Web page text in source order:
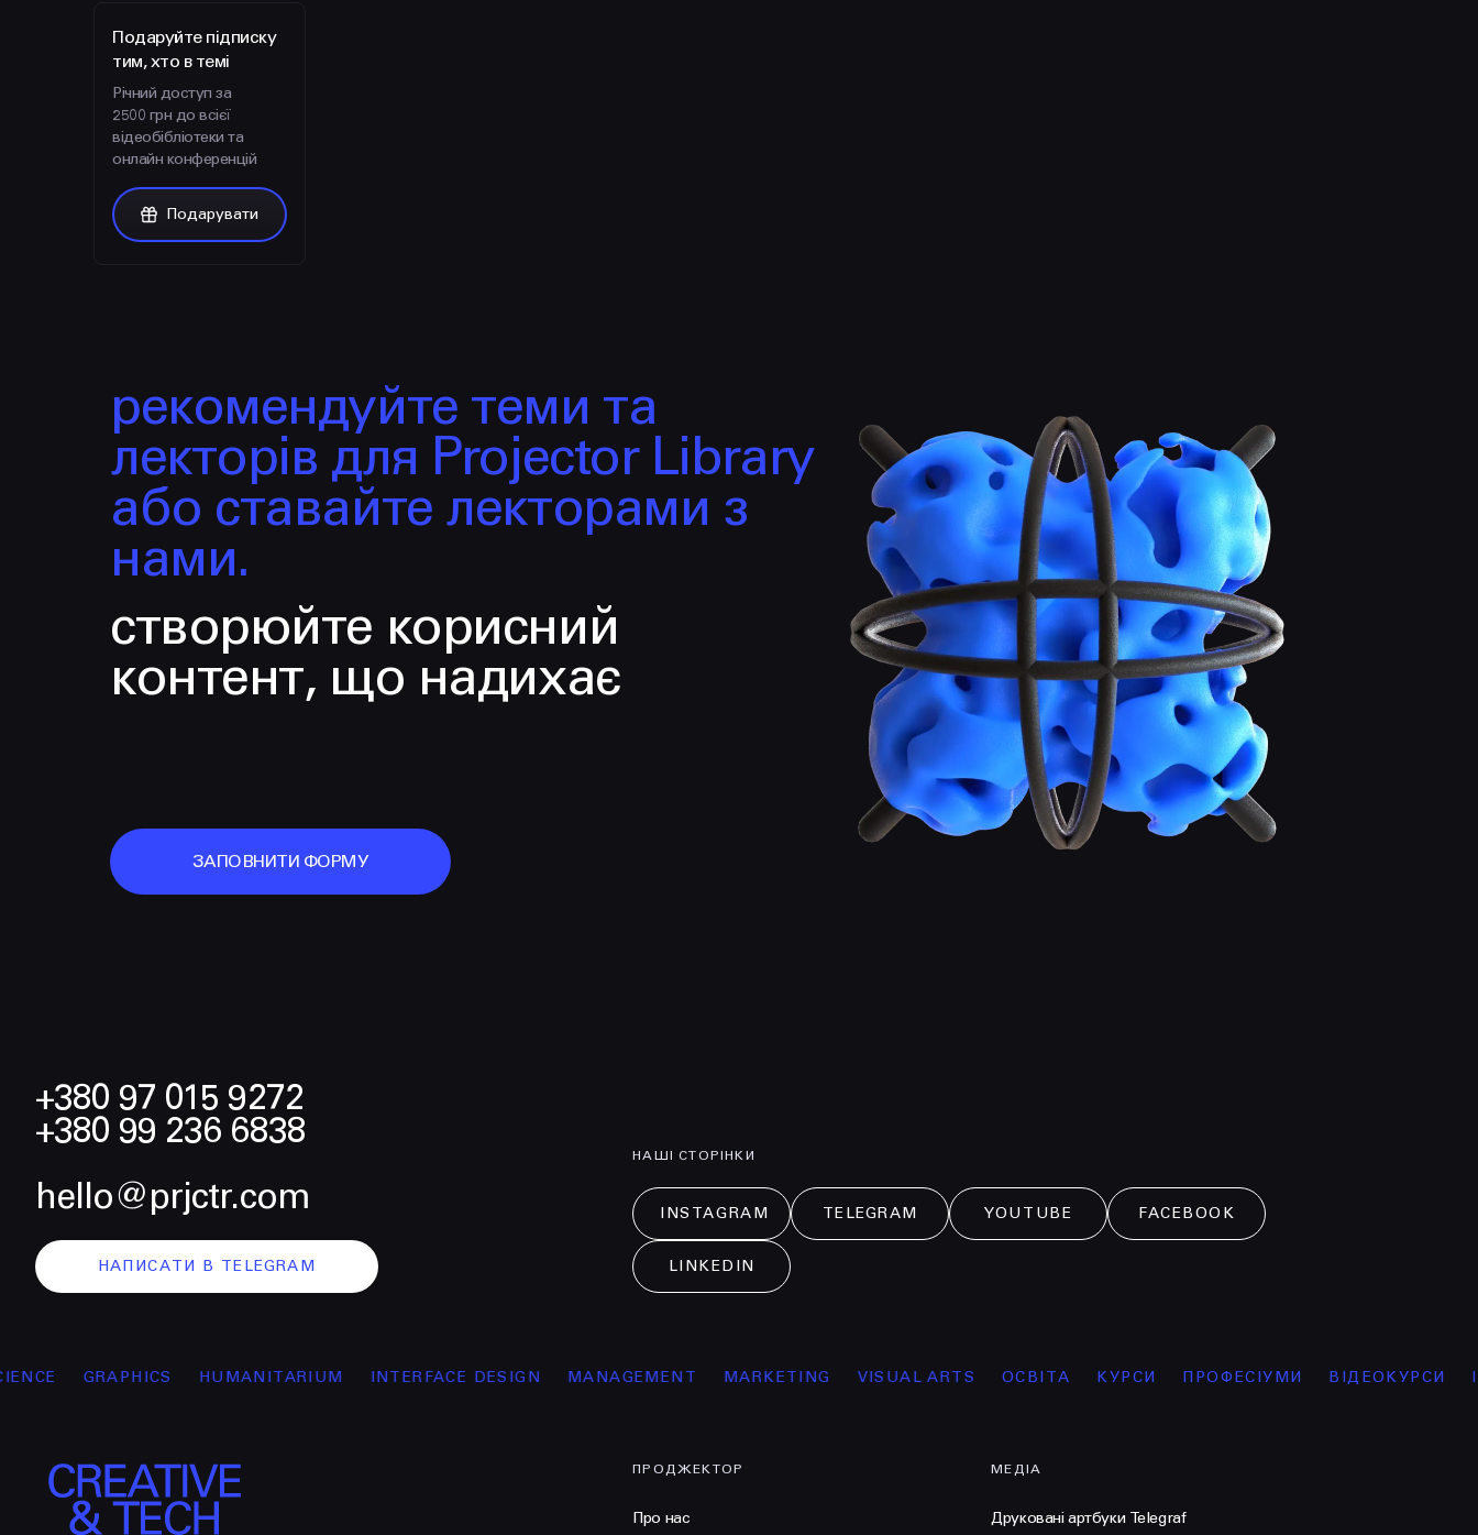
Подаруйте підписку
тим, хто в темі
Річний доступ за
2500 грн до всієї
відеобібліотеки та
онлайн конференцій
Подарувати
рекомендуйте теми та
лекторів для Projector Library
або ставайте лекторами з
нами.
створюйте корисний
контент, що надихає
ЗАПОВНИТИ ФОРМУ
+380 97 015 9272
+380 99 236 6838
hello@prjctr.com
НАПИСАТИ В TELEGRAM
НАШІ СТОРІНКИ
INSTAGRAM TELEGRAM YOUTUBE FACEBOOK
LINKEDIN
HUMANITARIUM INTERFACE DESIGN MANAGEMENT MARKETING VISUAL ARTS ОСВІТА КУРСИ ПРОФЕСІУМИ ВІДЕОКУРСИ
ПРОДЖЕКТОР
Про нас
МЕДІА
Друковані артбуки Telegraf